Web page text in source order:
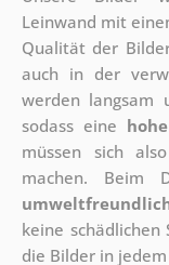
Leinwand mit
Qualität der
auch in der
werden langsam
sodass eine
müssen sich
machen. Beim
keine schädlichen
die Bilder in